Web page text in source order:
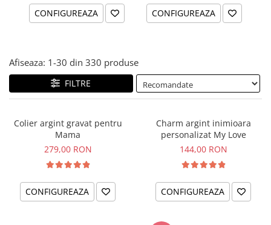
CONFIGUREAZA CONFIGUREAZA
Afiseaza: 1-30 din 330 produse
FILTRE
Colier argint gravat pentru
Mama
279,00 RON
CONFIGUREAZA
Charm argint inimioara
personalizat My Love
144,00 RON
CONFIGUREAZA